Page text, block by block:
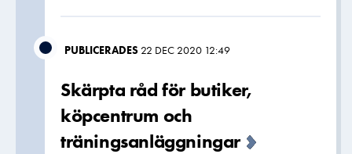
PUBLICERADES 22 DEC 2020 12:49
Skärpta råd för butiker,
köpcentrum och
träningsanläggningar